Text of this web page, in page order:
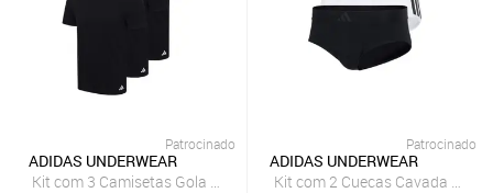
Patrocinado
ADIDAS UNDERWEAR
Kit com 3 Camisetas Gola Careca adidas Underwear Preto
Patrocinado
ADIDAS UNDERWEAR
Kit com 2 Cuecas Cavada